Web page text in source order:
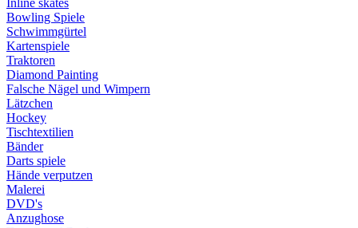
Inline skates
Bowling Spiele
Schwimmgürtel
Kartenspiele
Traktoren
Diamond Painting
Falsche Nägel und Wimpern
Lätzchen
Hockey
Tischtextilien
Bänder
Darts spiele
Hände verputzen
Malerei
DVD's
Anzughose